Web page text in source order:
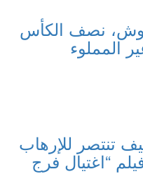
نصف الكأس
المملوء
تنتصر للإرهاب
“اغتيال فرج